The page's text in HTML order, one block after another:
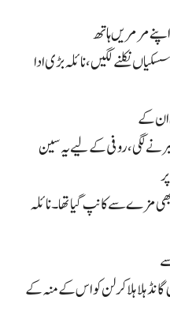
مرمریں ہاتھ
نکلنےلگیں ، نائلہ بڑی ادا
ان کے
، روفی کے لیے یہ سین
مزے سے کانپ گیاتھا۔نائلہ
ہلا ہلا کر لن کو اس کے منہ کے